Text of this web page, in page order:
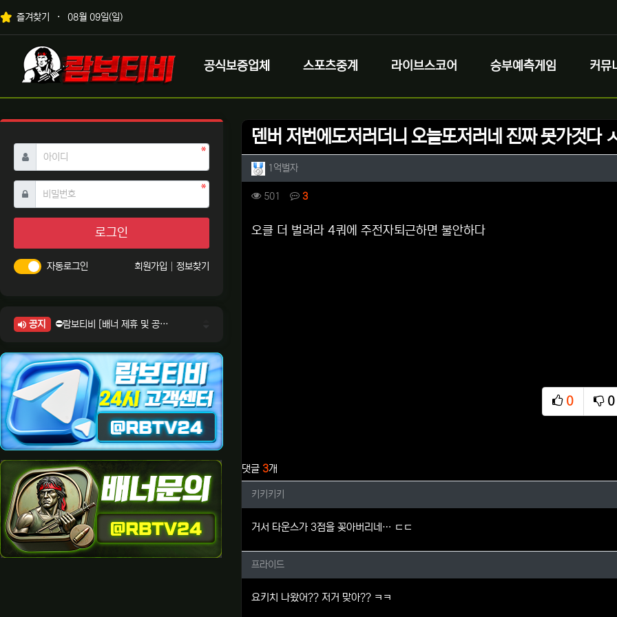
상단 네비
즐겨찾기 08월 09일(일)
메인 메뉴
로고
공식보증업체 스포츠중계 라이브스코어 승부예측게임 커뮤
덴버 저번에도저러더니 오늘또저러네 진짜 못가것다
작성자 정보
1억벌자작성
컨텐츠 정보
501 조회 3댓글
본문
오클 더 벌려라 4쿼에 주전자퇴근하면 불안하다
0
추천
0
비
댓글 3개
키키키키님의 댓글
키키키키
거서 타운스가 3점을 꽂아버리네… ㄷㄷ
프라이드님의 댓글
프라이드
요키치 나왔어?? 저거 맞아?? ㅋㅋ
아이디 필수
비밀번호필수
로그인
자동로그인 회원가입 정보찾기
공지
⛔람보티비 [배너 제휴 및 공식 입점 문의 안내]
⛔람보티비 [정회원 등급UP! 안내사항]
⛔람보티비 [채팅방 이용시 주의사항]
⛔람보티비 [공식보증업체 안내]